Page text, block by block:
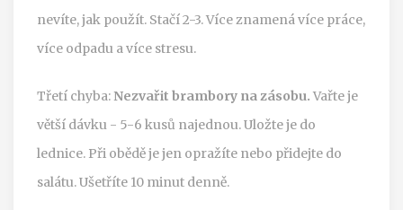
nevíte, jak použít. Stačí 2-3. Více znamená více práce,
více odpadu a více stresu.
Třetí chyba:Nezvařit brambory na zásobu. Vařte je
větší dávku - 5-6 kusů najednou. Uložte je do
lednice. Při obědě je jen opražíte nebo přidejte do
salátu. Ušetříte 10 minut denně.